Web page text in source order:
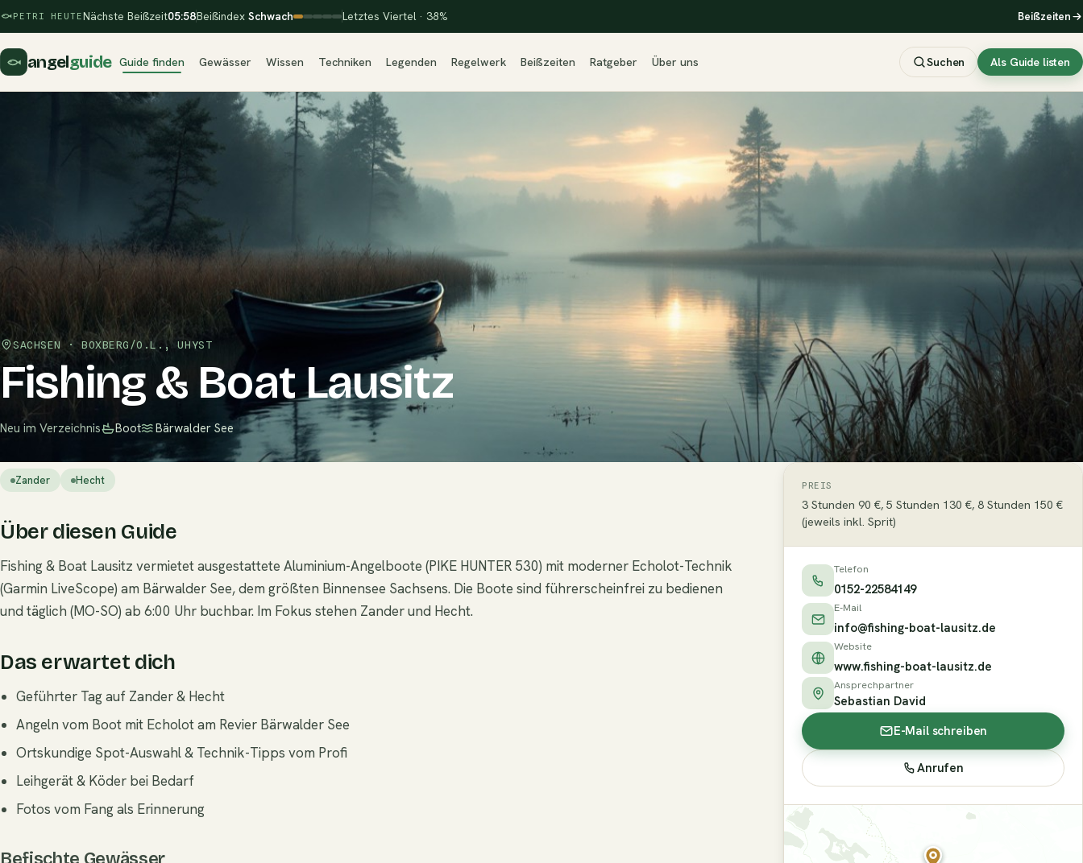
PETRI HEUTENächste Beißzeit05:58Beißindex Schwach Letztes Viertel · 38% Beißzeiten
angelguide Guide finden Gewässer Wissen Techniken Legenden Regelwerk Beißzeiten Ratgeber Über uns Suchen Als Guide listen
SACHSEN · BOXBERG/O.L., UHYST
Fishing & Boat Lausitz
Neu im Verzeichnis Boot Bärwalder See
Zander Hecht
Über diesen Guide
Fishing & Boat Lausitz vermietet ausgestattete Aluminium-Angelboote (PIKE HUNTER 530) mit moderner Echolot-Technik
(Garmin LiveScope) am Bärwalder See, dem größten Binnensee Sachsens. Die Boote sind führerscheinfrei zu bedienen
und täglich (MO-SO) ab 6:00 Uhr buchbar. Im Fokus stehen Zander und Hecht.
Das erwartet dich
Geführter Tag auf Zander & Hecht
Angeln vom Boot mit Echolot am Revier Bärwalder See
Ortskundige Spot-Auswahl & Technik-Tipps vom Profi
Leihgerät & Köder bei Bedarf
Fotos vom Fang als Erinnerung
PREIS
3 Stunden 90 €, 5 Stunden 130 €, 8 Stunden 150 €
(jeweils inkl. Sprit)
Telefon
0152-22584149
E-Mail
info@fishing-boat-lausitz.de
Website
www.fishing-boat-lausitz.de
Ansprechpartner
Sebastian David
E-Mail schreiben
Anrufen